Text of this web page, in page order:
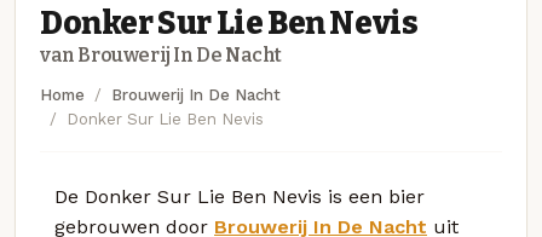
Donker Sur Lie Ben Nevis
van Brouwerij In De Nacht
Home
Brouwerij In De Nacht
Donker Sur Lie Ben Nevis
De Donker Sur Lie Ben Nevis is een bier
gebrouwen door Brouwerij In De Nacht uit